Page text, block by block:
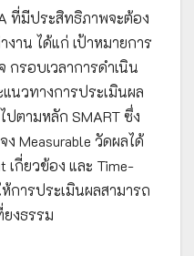
ที่มีประสิทธิภาพจะต้อง
าน ได้แก่ เป้าหมายการ
กรอบเวลาการดำเนิน
นวทางการประเมินผล
ปตามหลัก SMART ซึ่ง
ง Measurable วัดผลได้
เกี่ยวข้อง และ Time-
การประเมินผลสามารถ
ยงธรรม